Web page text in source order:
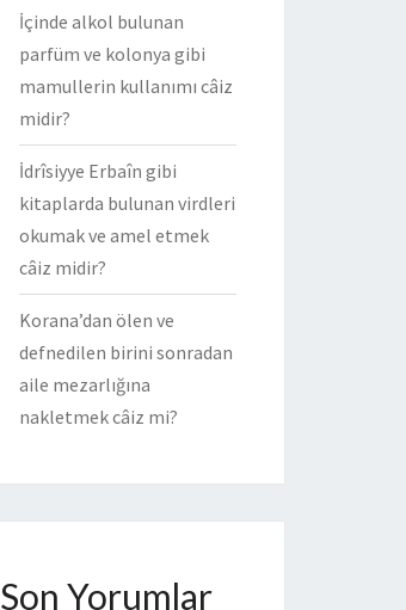
İçinde alkol bulunan
parfüm ve kolonya gibi
mamullerin kullanımı câiz
midir?
İdrîsiyye Erbaîn gibi
kitaplarda bulunan virdleri
okumak ve amel etmek
câiz midir?
Korana’dan ölen ve
defnedilen birini sonradan
aile mezarlığına
nakletmek câiz mi?
Son Yorumlar